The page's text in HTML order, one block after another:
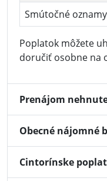
Smútočné oznamy
Poplatok môžete
doručiť osobne na
Prenájom
Obecné nájomné
Cintorínske